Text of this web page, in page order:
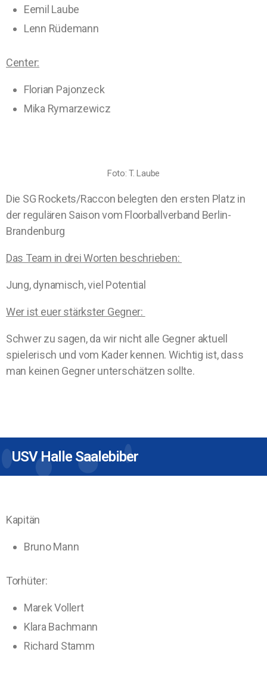
Eemil Laube
Lenn Rüdemann
Center:
Florian Pajonzeck
Mika Rymarzewicz
Foto: T. Laube
Die SG Rockets/Raccon belegten den ersten Platz in
der regulären Saison vom Floorballverband Berlin-
Brandenburg
Das Team in drei Worten beschrieben:
Jung, dynamisch, viel Potential
Wer ist euer stärkster Gegner:
Schwer zu sagen, da wir nicht alle Gegner aktuell
spielerisch und vom Kader kennen. Wichtig ist, dass
man keinen Gegner unterschätzen sollte.
USV Halle Saalebiber
Kapitän
Bruno Mann
Torhüter:
Marek Vollert
Klara Bachmann
Richard Stamm